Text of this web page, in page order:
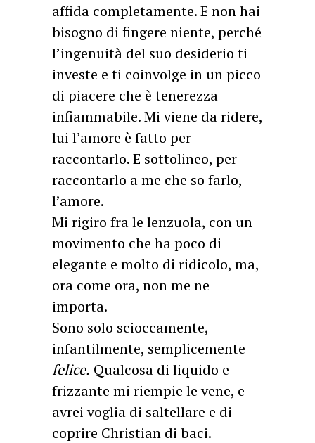
affida completamente. E non hai
bisogno di fingere niente, perché
l’ingenuità del suo desiderio ti
investe e ti coinvolge in un picco
di piacere che è tenerezza
infiammabile. Mi viene da ridere,
lui l’amore è fatto per
raccontarlo. E sottolineo, per
raccontarlo a me che so farlo,
l’amore.
Mi rigiro fra le lenzuola, con un
movimento che ha poco di
elegante e molto di ridicolo, ma,
ora come ora, non me ne
importa.
Sono solo scioccamente,
infantilmente, semplicemente
felice. Qualcosa di liquido e
frizzante mi riempie le vene, e
avrei voglia di saltellare e di
coprire Christian di baci.